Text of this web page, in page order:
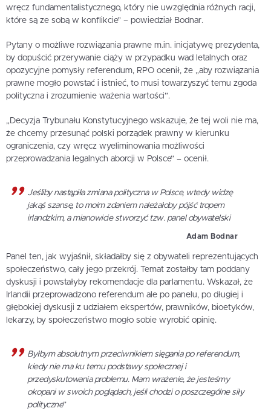
wręcz fundamentalistycznego, który nie uwzględnia różnych racji,
które są ze sobą w konflikcie” – powiedział Bodnar.
Pytany o możliwe rozwiązania prawne m.in. inicjatywę prezydenta,
by dopuścić przerywanie ciąży w przypadku wad letalnych oraz
opozycyjne pomysły referendum, RPO ocenił, że „aby rozwiązania
prawne mogło powstać i istnieć, to musi towarzyszyć temu zgoda
polityczna i zrozumienie ważenia wartości”.
„Decyzja Trybunału Konstytucyjnego wskazuje, że tej woli nie ma,
że chcemy przesunąć polski porządek prawny w kierunku
ograniczenia, czy wręcz wyeliminowania możliwości
przeprowadzania legalnych aborcji w Polsce” – ocenił.
Jeśliby nastąpiła zmiana polityczna w Polsce, wtedy widzę
jakąś szansę, to moim zdaniem należałoby pójść tropem
irlandzkim, a mianowicie stworzyć tzw. panel obywatelski
Adam Bodnar
Panel ten, jak wyjaśnił, składałby się z obywateli reprezentujących
społeczeństwo, cały jego przekrój. Temat zostałby tam poddany
dyskusji i powstałyby rekomendacje dla parlamentu. Wskazał, że
Irlandii przeprowadzono referendum ale po panelu, po długiej i
głębokiej dyskusji z udziałem ekspertów, prawników, bioetyków,
lekarzy, by społeczeństwo mogło sobie wyrobić opinię.
Byłbym absolutnym przeciwnikiem sięgania po referendum,
kiedy nie ma ku temu podstawy społecznej i
przedyskutowania problemu. Mam wrażenie, że jesteśmy
okopani w swoich poglądach, jeśli chodzi o poszczególne siły
polityczne”